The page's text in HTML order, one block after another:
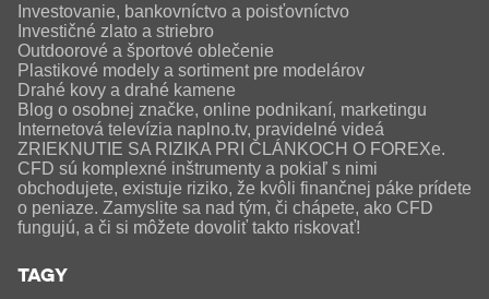
Investovanie, bankovníctvo a poisťovníctvo
Investičné zlato a striebro
Outdoorové a športové oblečenie
Plastikové modely a sortiment pre modelárov
Drahé kovy a drahé kamene
Blog o osobnej značke, online podnikaní, marketingu
Internetová televízia naplno.tv, pravidelné videá
ZRIEKNUTIE SA RIZIKA PRI ČLÁNKOCH O FOREXe.
CFD sú komplexné inštrumenty a pokiaľ s nimi
obchodujete, existuje riziko, že kvôli finančnej páke prídete
o peniaze. Zamyslite sa nad tým, či chápete, ako CFD
fungujú, a či si môžete dovoliť takto riskovať!
TAGY